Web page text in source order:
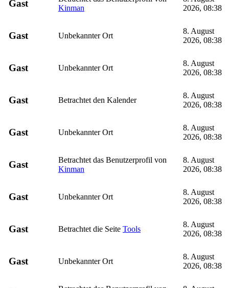
Gast
Kinman
2026, 08:38
Gast Unbekannter Ort
8. August
2026, 08:38
Gast Unbekannter Ort
8. August
2026, 08:38
Gast Betrachtet den Kalender
8. August
2026, 08:38
Gast Unbekannter Ort
8. August
2026, 08:38
Gast
Betrachtet das Benutzerprofil von
Kinman
8. August
2026, 08:38
Gast Unbekannter Ort
8. August
2026, 08:38
Gast Betrachtet die Seite Tools
8. August
2026, 08:38
Gast Unbekannter Ort
8. August
2026, 08:38